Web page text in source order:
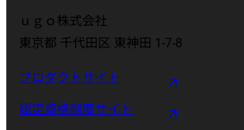
ｕｇｏ株式会社
東京都 千代田区 東神田 1-7-8
プロダクトサイト
認定資格制度サイト